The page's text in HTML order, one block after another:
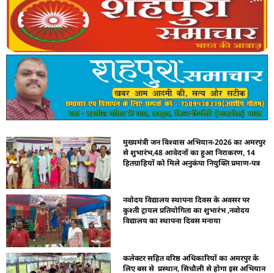
मुख्यमंत्री जन विश्वास अभियान-2026 का अमरपुर
से शुभारंभ,48 आवेदनों का हुआ निराकरण, 14
हितग्राहियों को मिले अनुकंपा नियुक्ति प्रमाण-पत्र
नवोदय विद्यालय स्थापना दिवस के अवसर पर
कुश्ती ट्रायल प्रतियोगिता का शुभारंभ ,नवोदय
विद्यालय का स्थापना दिवस मनाया
कलेक्टर सहित वरिष्ठ अधिकारियों का अमरपुर के
लिए बस से प्रस्थान, सिधौली से होगा इस अभियान